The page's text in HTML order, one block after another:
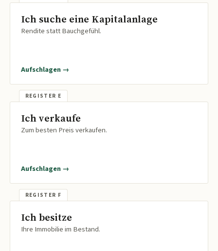
Ich suche eine Kapitalanlage
Rendite statt Bauchgefühl.
Aufschlagen →
Ich verkaufe
Zum besten Preis verkaufen.
Aufschlagen →
Ich besitze
Ihre Immobilie im Bestand.